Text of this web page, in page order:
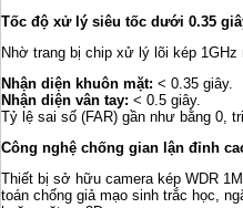
Tốc độ xử lý siêu tốc dưới 0.35
Nhờ trang bị chip xử lý lõi kép
Nhận diện khuôn mặt: < 0.35 giây.
Nhận diện vân tay: < 0.5 giây.
Tỷ lệ sai số (FAR) gần như bằng 0,
Công nghệ chống gian lận đỉnh
Thiết bị sở hữu camera kép WDR
toán chống giả mạo sinh trắc học,